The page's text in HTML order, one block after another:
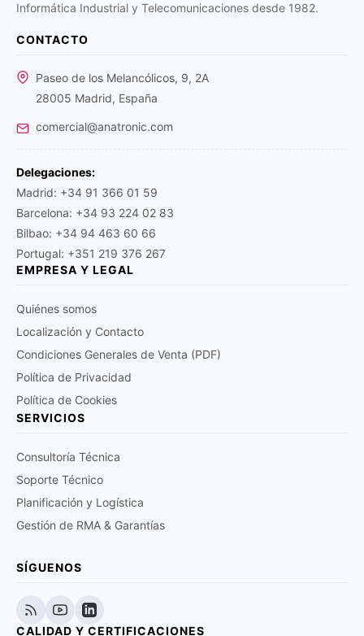
Informática Industrial y Telecomunicaciones desde 1982.
CONTACTO
Paseo de los Melancólicos, 9, 2A
28005 Madrid, España
comercial@anatronic.com
Delegaciones:
Madrid: +34 91 366 01 59
Barcelona: +34 93 224 02 83
Bilbao: +34 94 463 60 66
Portugal: +351 219 376 267
EMPRESA Y LEGAL
Quiénes somos
Localización y Contacto
Condiciones Generales de Venta (PDF)
Política de Privacidad
Política de Cookies
SERVICIOS
Consultoría Técnica
Soporte Técnico
Planificación y Logística
Gestión de RMA & Garantías
SÍGUENOS
CALIDAD Y CERTIFICACIONES